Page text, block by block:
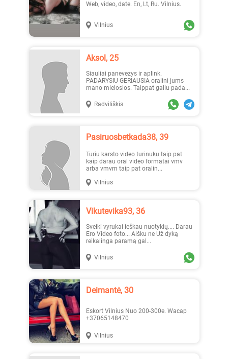
Web, video, date. En, Lt, Ru. Vilnius.
Vilnius
Aksol, 25
Siauliai panevezys ir aplink.
PADARYSIU GERIAUSIA oralini jums
mano mielosios. Taippat galiu pada...
Radviliškis
Pasiruosbetkada38, 39
Turiu karsto video turinuku taip pat
kaip darau oral video formatai vmv
arba vmvm taip pat oralin...
Vilnius
Vikutevika93, 36
Sveiki vyrukai ieškau nuotykių.... Darau
Ero Video foto... Aišku ne Už dyką
reikalinga paramą gal...
Vilnius
Deimantė, 30
Eskort Vilnius Nuo 200-300e. Wacap
+37065148470
Vilnius